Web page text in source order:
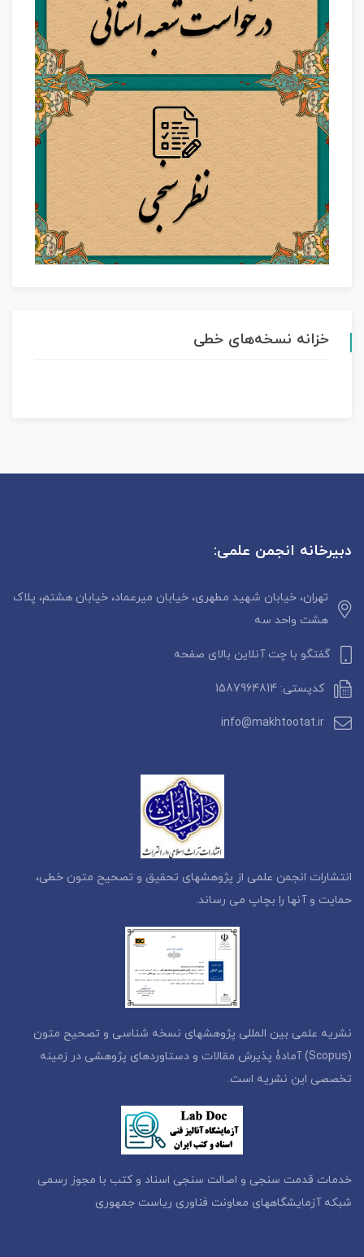
خزانه نسخه‌های خطی
دبیرخانه انجمن علمی:
تهران، خیابان شهید مطهری، خیابان میرعماد، خیابان هشتم، پلاک
هشت واحد سه
گفتگو با چت آنلاین بالای صفحه
کدپستی: 1587964814
info@makhtootat.ir
انتشارات انجمن علمی از پژوهشهای تحقیق و تصحیح متون خطی،
حمایت و آنها را بچاپ می رساند.
نشریه علمی بین المللی پژوهشهای نسخه شناسی و تصحیح متون
(Scopus) آمادۀ پذیرش مقالات و دستاوردهای پژوهشی در زمینه
تخصصی این نشریه است.
خدمات قدمت سنجی و اصالت سنجی اسناد و کتب با مجوز رسمی
شبکه آزمایشگاههای معاونت فناوری ریاست جمهوری